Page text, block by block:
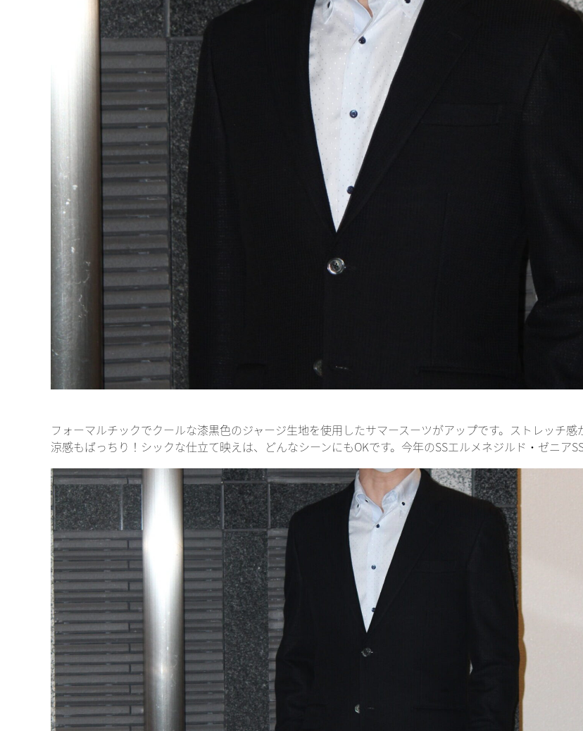
フォーマルチックでクールな漆黒色のジャージ生地を使用したサマースーツがアップです。ストレッチ
涼感もばっちり！シックな仕立て映えは、どんなシーンにもOKです。今年のSSエルメネジルド・ゼニア